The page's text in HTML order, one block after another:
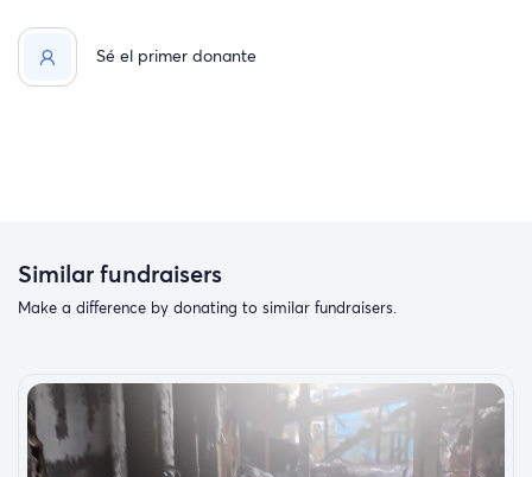
Sé el primer donante
Similar fundraisers
Make a difference by donating to similar fundraisers.